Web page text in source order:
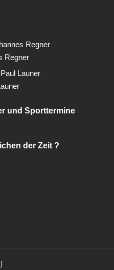
Regner
und Sporttermine
der Zeit ?